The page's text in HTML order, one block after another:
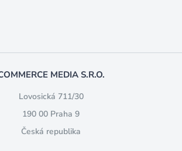
MEDIA S.R.O.
Lovosická 711/30
190 00 Praha 9
Česká republika